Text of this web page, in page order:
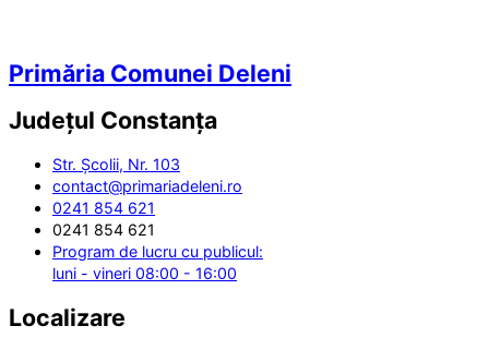
Primăria Comunei Deleni
Județul Constanța
Str. Școlii, Nr. 103
contact@primariadeleni.ro
0241 854 621
0241 854 621
Program de lucru cu publicul:
luni - vineri 08:00 - 16:00
Localizare